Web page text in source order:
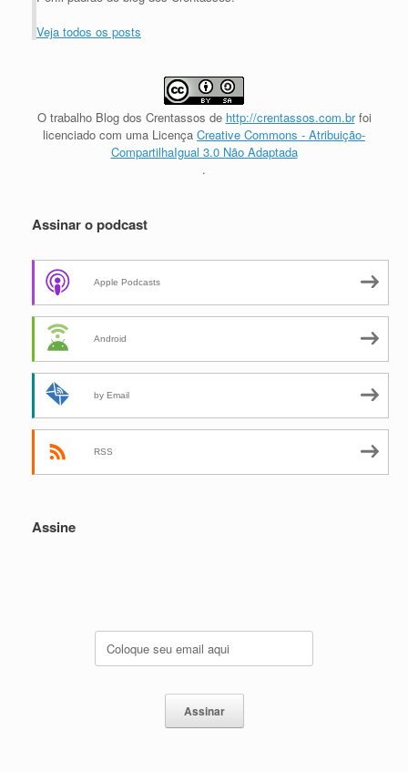
Veja todos os posts
O trabalho Blog dos Crentassos de http://crentassos.com.brfoi
licenciado com uma Licença Creative Commons - Atribuição-
CompartilhaIgual 3.0 Não Adaptada
.
Assinar o podcast
Apple Podcasts
Android
by Email
RSS
Assine